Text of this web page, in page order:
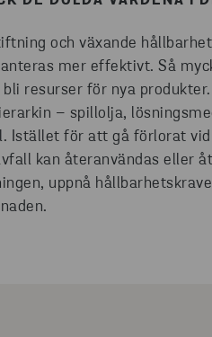
och växande
mer effektivt. Så
bli resurser för nya
– spillolja,
Istället för att gå förlorat
kan återanvändas eller
uppnå